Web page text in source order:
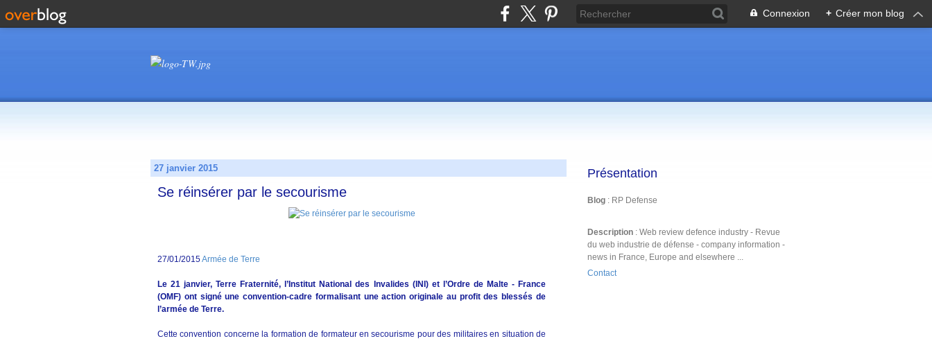
Connexion + Créer mon blog
27 janvier 2015
Se réinsérer par le secourisme
27/01/2015Armée de Terre
Le 21 janvier, Terre Fraternité, l’Institut National des Invalides (INI) et l’Ordre de Malte - France
(OMF) ont signé une convention-cadre formalisant une action originale au profit des blessés de
l’armée de Terre.
Cette convention concerne la formation de formateur en secourisme pour des militaires en situation de
Présentation
Blog : RP Defense
Description : Web review defence industry - Revue
du web industrie de défense - company information -
news in France, Europe and elsewhere ...
Contact